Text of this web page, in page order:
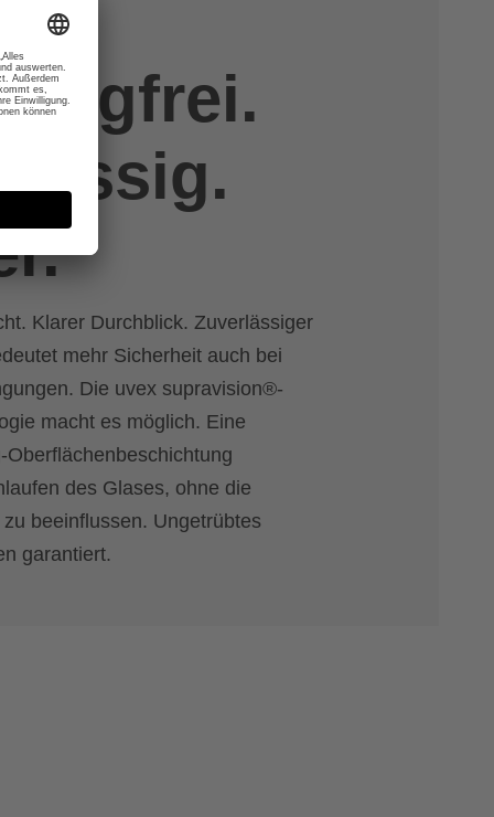
Klarer Durchblick. Zuverlässiger
mehr Sicherheit auch bei
Die uvex supravision®-
macht es möglich. Eine
Oberflächenbeschichtung
des Glases, ohne die
beeinflussen. Ungetrübtes
garantiert.